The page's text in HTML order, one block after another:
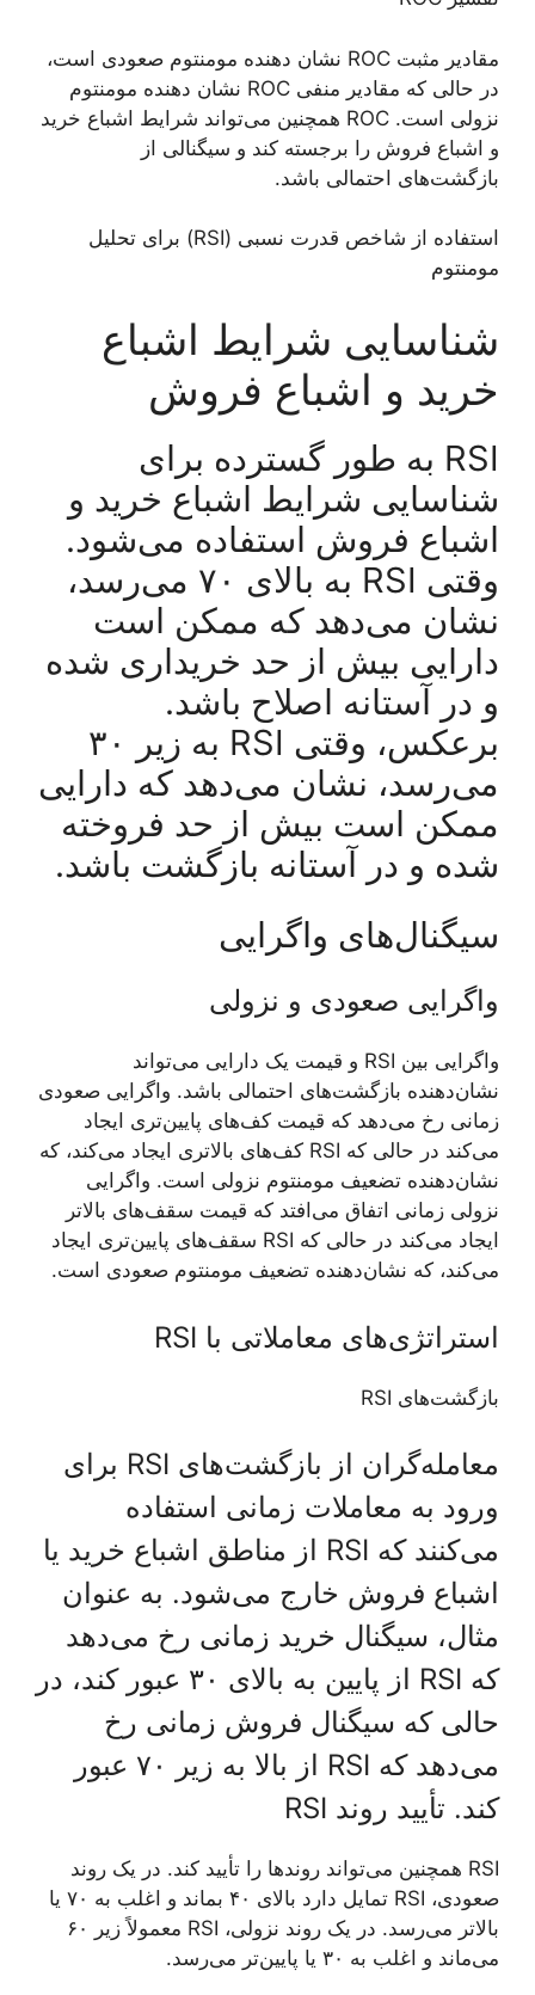
مقادیر مثبت ROC نشان دهنده مومنتوم صعودی است،
در حالی که مقادیر منفی ROC نشان دهنده مومنتوم
نزولی است. ROC همچنین می‌تواند شرایط اشباع خرید
و اشباع فروش را برجسته کند و سیگنالی از
بازگشت‌های احتمالی باشد.
استفاده از شاخص قدرت نسبی (RSI) برای تحلیل
مومنتوم
شناسایی شرایط اشباع
خرید و اشباع فروش
RSI به طور گسترده برای
شناسایی شرایط اشباع خرید و
اشباع فروش استفاده می‌شود.
وقتی RSI به بالای ۷۰ می‌رسد،
نشان می‌دهد که ممکن است
دارایی بیش از حد خریداری شده
و در آستانه اصلاح باشد.
برعکس، وقتی RSI به زیر ۳۰
می‌رسد، نشان می‌دهد که دارایی
ممکن است بیش از حد فروخته
شده و در آستانه بازگشت باشد.
سیگنال‌های واگرایی
واگرایی صعودی و نزولی
واگرایی بین RSI و قیمت یک دارایی می‌تواند
نشان‌دهنده بازگشت‌های احتمالی باشد. واگرایی صعودی
زمانی رخ می‌دهد که قیمت کف‌های پایین‌تری ایجاد
می‌کند در حالی که RSI کف‌های بالاتری ایجاد می‌کند، که
نشان‌دهنده تضعیف مومنتوم نزولی است. واگرایی
نزولی زمانی اتفاق می‌افتد که قیمت سقف‌های بالاتر
ایجاد می‌کند در حالی که RSI سقف‌های پایین‌تری ایجاد
می‌کند، که نشان‌دهنده تضعیف مومنتوم صعودی است.
استراتژی‌های معاملاتی با RSI
بازگشت‌های RSI
معامله‌گران از بازگشت‌های RSI برای
ورود به معاملات زمانی استفاده
می‌کنند که RSI از مناطق اشباع خرید یا
اشباع فروش خارج می‌شود. به عنوان
مثال، سیگنال خرید زمانی رخ می‌دهد
که RSI از پایین به بالای ۳۰ عبور کند، در
حالی که سیگنال فروش زمانی رخ
می‌دهد که RSI از بالا به زیر ۷۰ عبور
کند. تأیید روند RSI
RSI همچنین می‌تواند روندها را تأیید کند. در یک روند
صعودی، RSI تمایل دارد بالای ۴۰ بماند و اغلب به ۷۰ یا
بالاتر می‌رسد. در یک روند نزولی، RSI معمولاً زیر ۶۰
می‌ماند و اغلب به ۳۰ یا پایین‌تر می‌رسد.